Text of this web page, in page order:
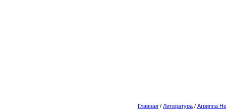
Главная / Литература / Агриппа